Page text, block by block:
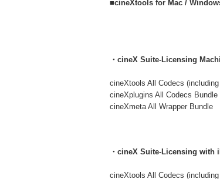
■cineXtools for Mac /
・cineX Suite-Licensing
cineXtools All Codecs
cineXplugins All Codecs Bundle
cineXmeta All Wrapper Bundle
・cineX Suite-Licensing with
cineXtools All Codecs